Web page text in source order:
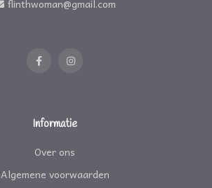
flinthwoman@gmail.com
Informatie
Over ons
Algemene voorwaarden